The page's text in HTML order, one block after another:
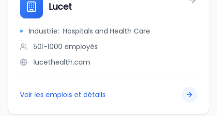
Lucet
Industrie: Hospitals and Health Care
501-1000 employés
lucethealth.com
Voir les emplois et détails